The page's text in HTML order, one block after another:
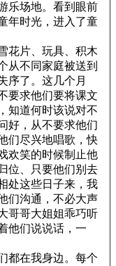
乐场地。看到眼前
年时光，进入了童
花片、玩具、积木
从不同家庭被送到
序了。这几个月
要求他们要将课文
知道何时该说对不
好，从不要求他们
们尽兴地唱歌，快
欢笑的时候制止他
位、只要他们别去
处这些日子来，我
们沟通，不必大声
哥哥大姐姐乖巧听
他们说说话，一
都在我身边。每个